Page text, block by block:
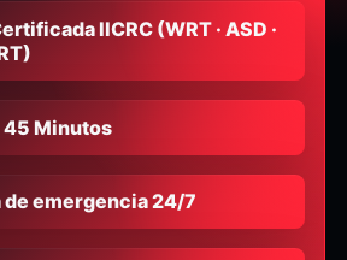
IICRC (WRT · ASD ·
45 Minutos
de emergencia 24/7